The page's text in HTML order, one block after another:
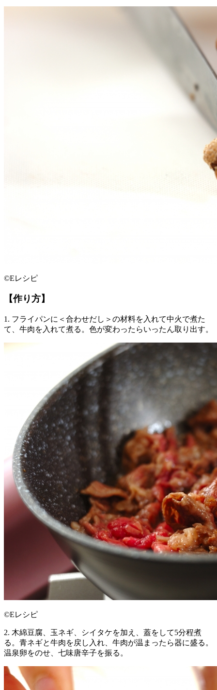
©Eレシピ
【作り方】
1. フライパンに＜合わせだし＞の材料を入れて中火で煮た
て、牛肉を入れて煮る。色が変わったらいったん取り出す。
©Eレシピ
2. 木綿豆腐、玉ネギ、シイタケを加え、蓋をして5分程煮
る。青ネギと牛肉を戻し入れ、牛肉が温まったら器に盛る。
温泉卵をのせ、七味唐辛子を振る。